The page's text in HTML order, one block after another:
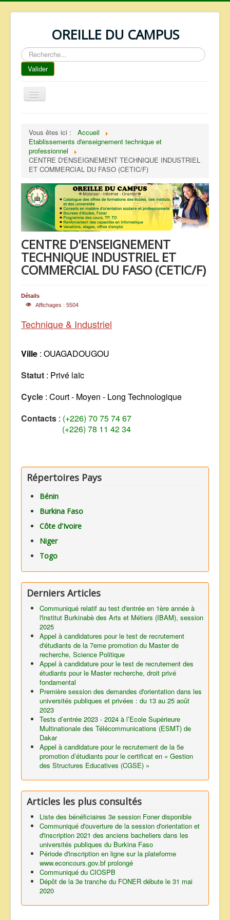
OREILLE DU CAMPUS
Rechercher
Valider
Basculer
la
REPERTOIRE
QUI SOMMES NOUS ?
NOS SERVICES
FAQ
CONTACTS
TELECHARGEMENTS
ANNONCES
Vous êtes ici :
Accueil
Etablissements d'enseignement technique et
professionnel
CENTRE D'ENSEIGNEMENT TECHNIQUE INDUSTRIEL
ET COMMERCIAL DU FASO (CETIC/F)
CENTRE D'ENSEIGNEMENT
TECHNIQUE INDUSTRIEL ET
COMMERCIAL DU FASO (CETIC/F)
Détails
Affichages : 5504
Technique & Industriel
Ville : OUAGADOUGOU
Statut : Privé laïc
Cycle : Court - Moyen - Long Technologique
Contacts : (+226) 70 75 74 67
(+226) 78 11 42 34
Répertoires Pays
Bénin
Burkina Faso
Côte d'Ivoire
Niger
Togo
Derniers Articles
Communiqué relatif au test d'entrée en 1ère année à
l'lnstitut Burkinabè des Arts et Métiers (IBAM), session
2025
Appel à candidatures pour le test de recrutement
d'étudiants de la 7eme promotion du Master de
recherche, Science Politique
Appel à candidature pour le test de recrutement des
étudiants pour le Master recherche, droit privé
fondamental
Première session des demandes d'orientation dans les
universités publiques et privées : du 13 au 25 août
2023
Tests d’entrée 2023 - 2024 à l’Ecole Supérieure
Multinationale des Télécommunications (ESMT) de
Dakar
Appel à candidature pour le recrutement de la 5e
promotion d’étudiants pour le certificat en « Gestion
des Structures Educatives (CGSE) »
Articles les plus consultés
Liste des bénéficiaires 3e session Foner disponible
Communiqué d'ouverture de la session d'orientation et
d'inscription 2021 des anciens bacheliers dans les
universités publiques du Burkina Faso
Période d'inscription en ligne sur la plateforme
www.econcours.gov.bf prolongé
Communiqué du CIOSPB
Dépôt de la 3e tranche du FONER débute le 31 mai
2020